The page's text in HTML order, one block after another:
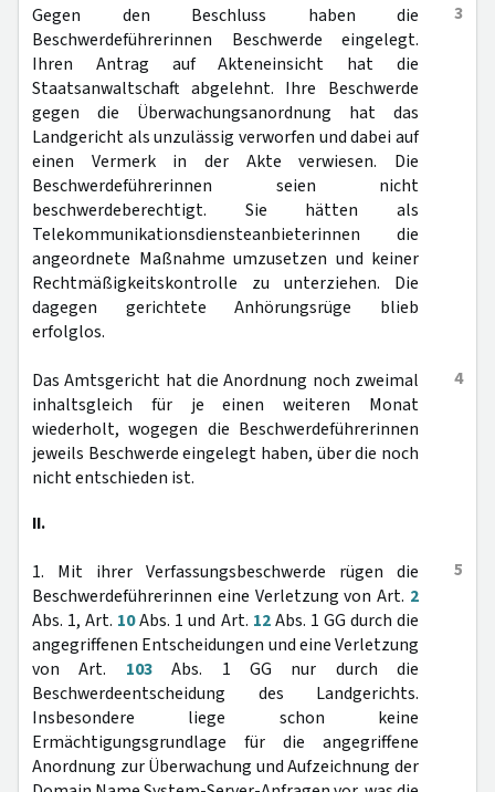
3
Gegen den Beschluss haben die
Beschwerdeführerinnen Beschwerde eingelegt.
Ihren Antrag auf Akteneinsicht hat die
Staatsanwaltschaft abgelehnt. Ihre Beschwerde
gegen die Überwachungsanordnung hat das
Landgericht als unzulässig verworfen und dabei auf
einen Vermerk in der Akte verwiesen. Die
Beschwerdeführerinnen seien nicht
beschwerdeberechtigt. Sie hätten als
Telekommunikationsdiensteanbieterinnen die
angeordnete Maßnahme umzusetzen und keiner
Rechtmäßigkeitskontrolle zu unterziehen. Die
dagegen gerichtete Anhörungsrüge blieb
erfolglos.
4
Das Amtsgericht hat die Anordnung noch zweimal
inhaltsgleich für je einen weiteren Monat
wiederholt, wogegen die Beschwerdeführerinnen
jeweils Beschwerde eingelegt haben, über die noch
nicht entschieden ist.
II.
5
1. Mit ihrer Verfassungsbeschwerde rügen die
Beschwerdeführerinnen eine Verletzung von Art. 2
Abs. 1, Art. 10Abs. 1 und Art. 12Abs. 1 GG durch die
angegriffenen Entscheidungen und eine Verletzung
von Art. 103Abs. 1 GG nur durch die
Beschwerdeentscheidung des Landgerichts.
Insbesondere liege schon keine
Ermächtigungsgrundlage für die angegriffene
Anordnung zur Überwachung und Aufzeichnung der